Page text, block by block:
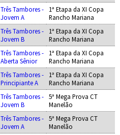
Três Tambores -
Jovem A
1ª Etapa da XI Copa
Rancho Mariana
Três Tambores -
Jovem B
1ª Etapa da XI Copa
Rancho Mariana
Três Tambores -
Aberta Sênior
1ª Etapa da XI Copa
Rancho Mariana
Três Tambores -
Principiante A
1ª Etapa da XI Copa
Rancho Mariana
Três Tambores -
Jovem B
5ª Mega Prova CT
Manelão
Três Tambores -
Jovem A
5ª Mega Prova CT
Manelão